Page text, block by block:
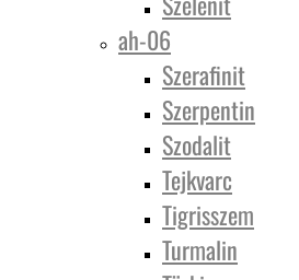
ah-06
Szerafinit
Szerpentin
Szodalit
Tejkvarc
Tigrisszem
Turmalin